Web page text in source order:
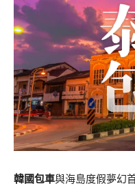
韓國包車與海島度假夢幻